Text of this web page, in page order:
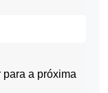
a próxima